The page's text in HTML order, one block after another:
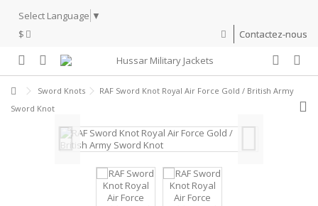
Select Language ▼
$
Contactez-nous
Sword Knots
RAF Sword Knot Royal Air Force Gold / British Army
Sword Knot